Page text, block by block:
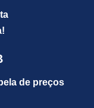
de preços